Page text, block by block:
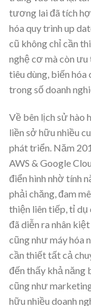
tương lai đã tích
hóa quy trình up
cũ không chỉ cần
nghệ cơ mà còn
tiêu dùng, biến hóa
trong số doanh
Về bên lịch sử hào
liền sở hữu nhiều
phát triển. Năm
AWS & Google
điển hình nhờ tính
phải chăng, đam
thiện liên tiếp, tỉ dụ
đã diễn ra nhân
cũng như máy hóa
cần thiết tất cả
đến thấy khả năng
cũng như
hữu nhiều doanh